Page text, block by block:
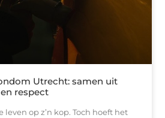
Utrecht: samen uit
respect
leven op z’n kop. Toch hoeft het